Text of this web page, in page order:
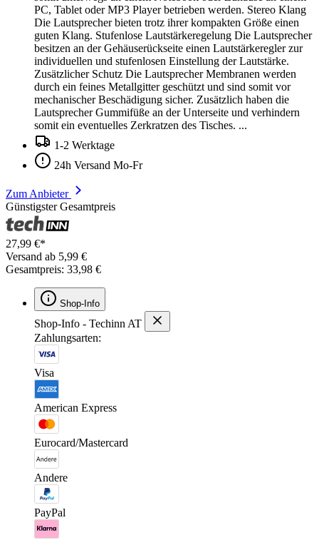
PC, Tablet oder MP3 Player betrieben werden. Stereo Klang
Die Lautsprecher bieten trotz ihrer kompakten Größe einen
guten Klang. Stufenlose Lautstärkeregelung Die Lautsprecher
besitzen an der Gehäuserückseite einen Lautstärkeregler zur
individuellen und stufenlosen Einstellung der Lautstärke.
Zusätzlicher Schutz Die Lautsprecher Membranen werden
durch ein feines Metallgitter geschützt und sind somit vor
mechanischer Beschädigung sicher. Zusätzlich haben die
Lautsprecher Gummifüße an der Unterseite und verhindern
somit ein eventuelles Zerkratzen des Tisches. ...
1-2 Werktage
24h Versand Mo-Fr
Zum Anbieter
Günstigster Gesamtpreis
27,99 €*
Versand ab 5,99 €
Gesamtpreis: 33,98 €
Shop-Info
Shop-Info - Techinn AT
Zahlungsarten:
Visa
American Express
Eurocard/Mastercard
Andere
PayPal